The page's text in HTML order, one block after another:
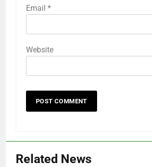
Email *
Website
Related News